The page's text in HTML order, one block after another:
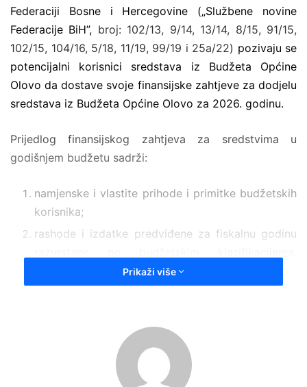
Federaciji Bosne i Hercegovine („Službene novine
Federacije BiH”, broj: 102/13, 9/14, 13/14, 8/15, 91/15,
102/15, 104/16, 5/18, 11/19, 99/19 i 25a/22) pozivaju se
potencijalni korisnici sredstava iz Budžeta Općine
Olovo da dostave svoje finansijske zahtjeve za dodjelu
sredstava iz Budžeta Općine Olovo za 2026. godinu.
Prijedlog finansijskog zahtjeva za sredstvima u
godišnjem budžetu sadrži:
namjenske i vlastite prihode i primitke budžetskih
korisnika;
rashode i izdatke predviđene za fiskalnu godinu
uključujući programsku i ekonomsku klasifikaciju
na nivou analitičkog konta;
za koje se traže budžetska sredstva u skladu sa
smjernicama, zakonima i podzakonskim aktima;
prijedlog plana nabavke stalnih sredstava;
Prikaži više